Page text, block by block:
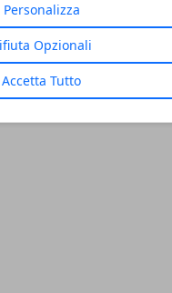
Personalizza
Opzionali
Accetta Tutto